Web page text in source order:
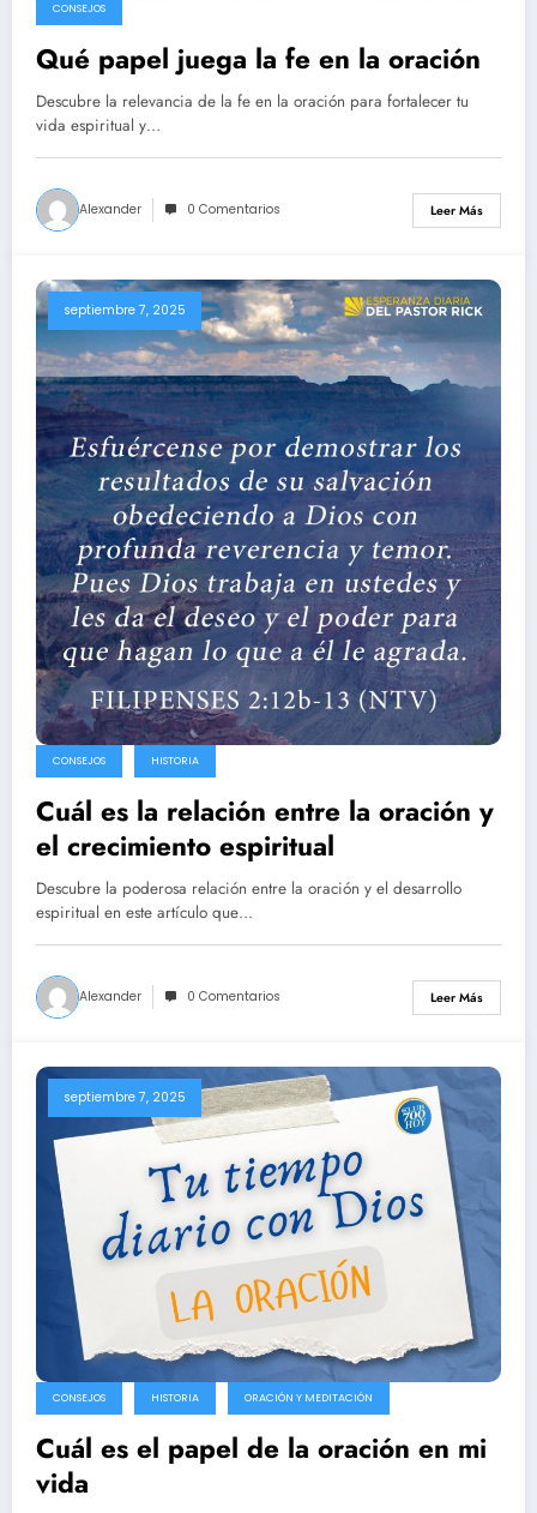
CONSEJOS
Qué papel juega la fe en la oración
Descubre la relevancia de la fe en la oración para fortalecer tu
vida espiritual y…
Alexander 0 Comentarios Leer Más
septiembre 7, 2025
CONSEJOS HISTORIA
Cuál es la relación entre la oración y
el crecimiento espiritual
Descubre la poderosa relación entre la oración y el desarrollo
espiritual en este artículo que…
Alexander 0 Comentarios Leer Más
septiembre 7, 2025
CONSEJOS HISTORIA ORACIÓN Y MEDITACIÓN
Cuál es el papel de la oración en mi
vida